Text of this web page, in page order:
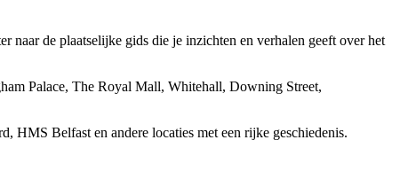
naar de plaatselijke gids die je inzichten en verhalen geeft over het
Palace, The Royal Mall, Whitehall, Downing Street,
HMS Belfast en andere locaties met een rijke geschiedenis.